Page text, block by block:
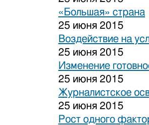
«Большая» страна
25 июня 2015
Воздействие на
25 июня 2015
Изменение
25 июня 2015
Журналистское
25 июня 2015
Рост одного